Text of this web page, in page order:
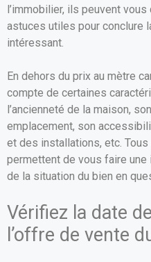
l’immobilier, ils peuvent
astuces utiles pour conclure
intéressant.
En dehors du prix au mètre
compte de certaines
l’ancienneté de la maison,
emplacement, son
et des installations, etc.
permettent de vous faire
de la situation du bien en
Vérifiez la date
l’offre de vente